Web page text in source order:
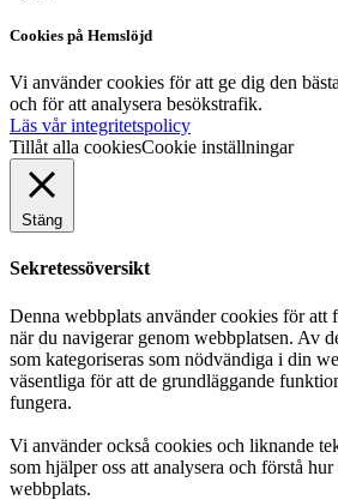
Cookies på Hemslöjd
Vi använder cookies för att ge dig den
och för att analysera besökstrafik.
Läs vår integritetspolicy
Tillåt alla cookiesCookie inställningar
Stäng
Sekretessöversikt
Denna webbplats använder cookies för att
när du navigerar genom webbplatsen. Av
som kategoriseras som nödvändiga i din
väsentliga för att de grundläggande
fungera.
Vi använder också cookies och liknande
som hjälper oss att analysera och förstå
webbplats.